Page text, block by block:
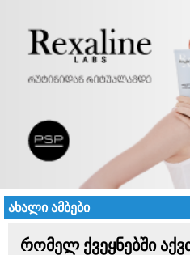
ახალი ამბები
რომელ ქვეყნებში